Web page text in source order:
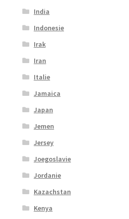
India
Indonesie
Irak
Iran
Italie
Jamaica
Japan
Jemen
Jersey
Joegoslavie
Jordanie
Kazachstan
Kenya